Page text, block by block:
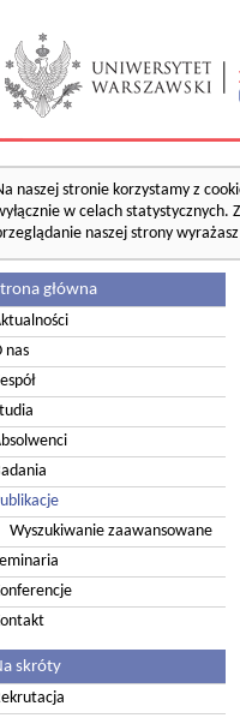
naszej stronie korzystamy z
w celach statystycznych.
naszej strony
główna
nas
Wyszukiwanie zaawansowane
skróty